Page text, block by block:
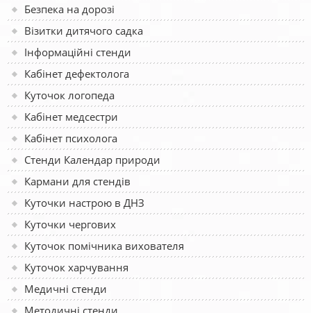
Безпека на дорозі
Візитки дитячого садка
Інформаційні стенди
Кабінет дефектолога
Куточок логопеда
Кабінет медсестри
Кабінет психолога
Стенди Календар природи
Кармани для стендів
Куточки настрою в ДНЗ
Куточки чергових
Куточок помічника вихователя
Куточок харчування
Медичні стенди
Методичні стенди